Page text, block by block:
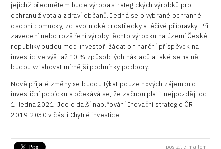
jejichž předmětem bude výroba strategických výrobků pro
ochranu života a zdraví občanů. Jedná se o vybrané ochranné
osobní pomůcky, zdravotnické prostředky a léčivé přípravky. Při
zavedení nebo rozšíření výroby těchto výrobků na území České
republiky budou moci investoři žádat o finanční příspěvek na
investici ve výši až 10 % způsobilých nákladů a také se na ně
budou vztahovat mírnější podmínky podpory.
Nově přijaté změny se budou týkat pouze nových zájemců o
investiční pobídku a očekává se, že začnou platit nejpozději od
1. ledna 2021. Jde o další naplňování Inovační strategie ČR
2019-2030 v části Chytré investice.
poslat e-mailem